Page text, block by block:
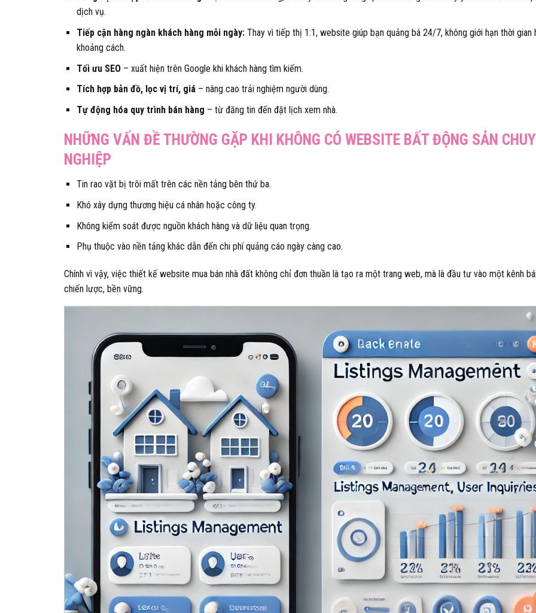
dịch vụ.
Tiếp cận hàng ngàn khách hàng mỗi ngày:Thay vì tiếp thị 1:1, website giúp bạn quảng bá 24/7, không giới hạn thời gian
khoảng cách.
Tối ưu SEO– xuất hiện trên Google khi khách hàng tìm kiếm.
Tích hợp bản đồ, lọc vị trí, giá– nâng cao trải nghiệm người dùng.
Tự động hóa quy trình bán hàng – từ đăng tin đến đặt lịch xem nhà.
NHỮNG VẤN ĐỀ THƯỜNG GẶP KHI KHÔNG CÓ WEBSITE BẤT ĐỘNG SẢN
NGHIỆP
Tin rao vặt bị trôi mất trên các nền tảng bên thứ ba.
Khó xây dựng thương hiệu cá nhân hoặc công ty.
Không kiểm soát được nguồn khách hàng và dữ liệu quan trọng.
Phụ thuộc vào nền tảng khác dẫn đến chi phí quảng cáo ngày càng cao.
Chính vì vậy, việc thiết kế website mua bán nhà đất không chỉ đơn thuần là tạo ra một trang web, mà là đầu tư vào một kênh
chiến lược, bền vững.